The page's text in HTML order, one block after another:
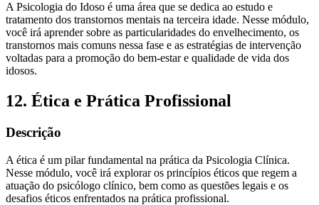
A Psicologia do Idoso é uma área que se dedica ao estudo e
tratamento dos transtornos mentais na terceira idade. Nesse módulo,
você irá aprender sobre as particularidades do envelhecimento, os
transtornos mais comuns nessa fase e as estratégias de intervenção
voltadas para a promoção do bem-estar e qualidade de vida dos
idosos.
12. Ética e Prática Profissional
Descrição
A ética é um pilar fundamental na prática da Psicologia Clínica.
Nesse módulo, você irá explorar os princípios éticos que regem a
atuação do psicólogo clínico, bem como as questões legais e os
desafios éticos enfrentados na prática profissional.